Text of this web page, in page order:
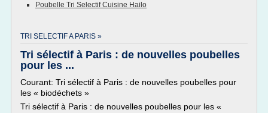
Poubelle Tri Selectif Cuisine Hailo
TRI SELECTIF A PARIS »
Tri sélectif à Paris : de nouvelles poubelles
pour les ...
Courant: Tri sélectif à Paris : de nouvelles poubelles pour
les « biodéchets »
Tri sélectif à Paris : de nouvelles poubelles pour les «